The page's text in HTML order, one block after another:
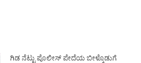
ಗಿಡ ನೆಟ್ಟು ಪೊಲೀಸ್ ಪೇದೆಯ ಬೀಳ್ಕೊಡುಗೆ